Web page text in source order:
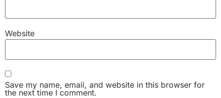
Website
Save my name, email, and website in this browser for
the next time I comment.